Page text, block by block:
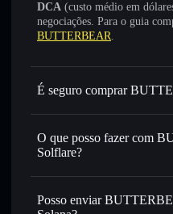
DCA (custo médio em
negociações. Para o guia
BUTTERBEAR.
É seguro comprar
BUTTERBEAR não está
O que posso fazer com
Solflare?
BUTTERBEAR
Trocar instantaneamente
Posso enviar